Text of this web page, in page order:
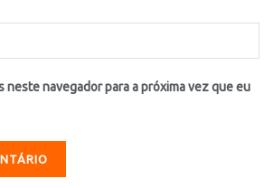
neste navegador para a próxima vez que eu